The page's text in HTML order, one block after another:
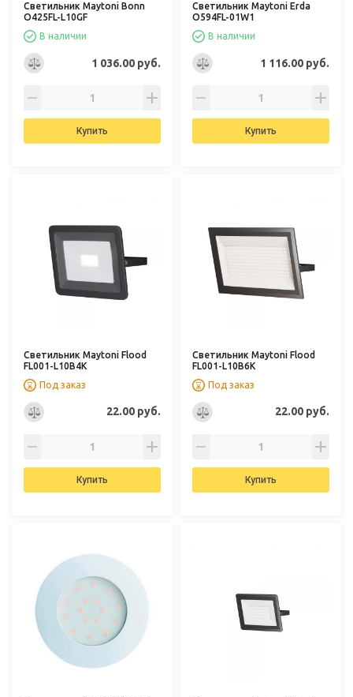
Светильник Maytoni Bonn
O425FL-L10GF
В наличии
1 036.00 руб.
Купить
Светильник Maytoni Erda
O594FL-01W1
В наличии
1 116.00 руб.
Купить
Светильник Maytoni Flood
FL001-L10B4K
Под заказ
22.00 руб.
Купить
Светильник Maytoni Flood
FL001-L10B6K
Под заказ
22.00 руб.
Купить